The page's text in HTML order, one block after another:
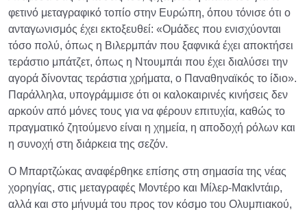
φετινό μεταγραφικό τοπίο στην Ευρώπη, όπου τόνισε ότι ο
ανταγωνισμός έχει εκτοξευθεί: «Ομάδες που ενισχύονται
τόσο πολύ, όπως η Βιλερμπάν που ξαφνικά έχει αποκτήσει
τεράστιο μπάτζετ, όπως η Ντουμπάι που έχει διαλύσει την
αγορά δίνοντας τεράστια χρήματα, ο Παναθηναϊκός το ίδιο».
Παράλληλα, υπογράμμισε ότι οι καλοκαιρινές κινήσεις δεν
αρκούν από μόνες τους για να φέρουν επιτυχία, καθώς το
πραγματικό ζητούμενο είναι η χημεία, η αποδοχή ρόλων και
η συνοχή στη διάρκεια της σεζόν.
Ο Μπαρτζώκας αναφέρθηκε επίσης στη σημασία της νέας
χορηγίας, στις μεταγραφές Μοντέρο και Μίλερ-ΜακΙντάιρ,
αλλά και στο μήνυμά του προς τον κόσμο του Ολυμπιακού,